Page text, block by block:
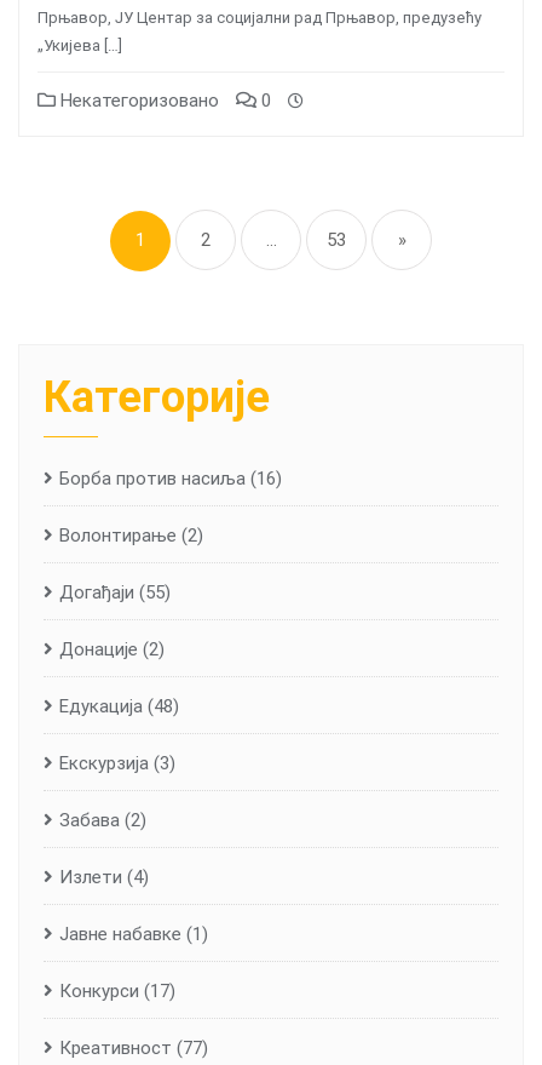
Прњавор, ЈУ Центар за социјални рад Прњавор, предузећу
„Укијева […]
Некатегоризовано 0
pagination
1 2 … 53 »
Категорије
Борба против насиља (16)
Волонтирање (2)
Догађаји (55)
Донације (2)
Едукација (48)
Екскурзија (3)
Забава (2)
Излети (4)
Јавне набавке (1)
Конкурси (17)
Креативност (77)